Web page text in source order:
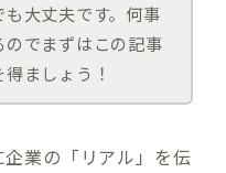
大丈夫です。何事
でまずはこの記事
ましょう！
業の「リアル」を伝